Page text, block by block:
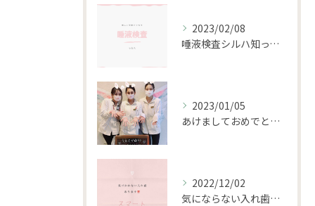
2023/02/08
唾液検査シルハ知ってますか？？
2023/01/05
あけましておめでとうございます。
2022/12/02
気にならない入れ歯あります‼️